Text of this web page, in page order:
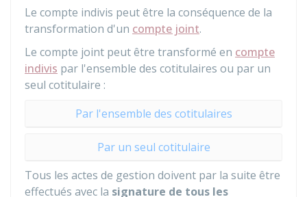
Le compte indivis peut être la conséquence de la
transformation d'un compte joint.
Le compte joint peut être transformé en compte
indivis par l'ensemble des cotitulaires ou par un
seul cotitulaire :
Par l'ensemble des cotitulaires
Par un seul cotitulaire
Tous les actes de gestion doivent par la suite être
effectués avec la signature de tous les